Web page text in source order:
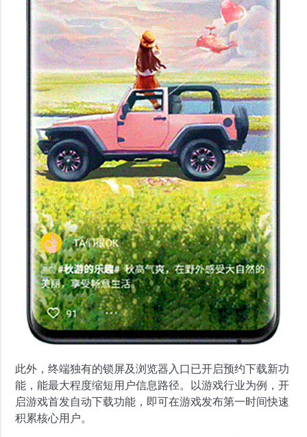
此外，终端独有的锁屏及浏览器入口已开启预约下载新功
能，能最大程度缩短用户信息路径。以游戏行业为例，开
启游戏首发自动下载功能，即可在游戏发布第一时间快速
积累核心用户。